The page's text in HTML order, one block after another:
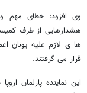
هشدارهایی از طرف
ها ی لازم علیه یونان
قرار می گرفتند.
این نماینده پارلمان